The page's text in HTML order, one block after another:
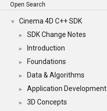
Open Search
▼ Cinema 4D C++ SDK
► SDK Change Notes
► Introduction
► Foundations
► Data & Algorithms
► Application Development
► 3D Concepts